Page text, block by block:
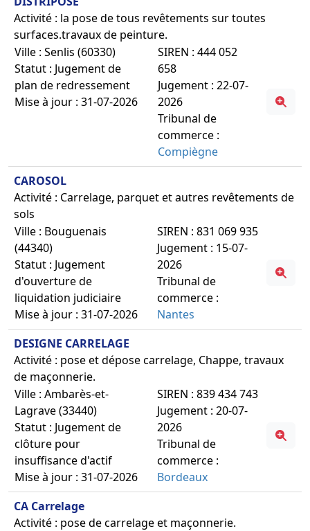
Activité : la pose de tous revêtements sur toutes
surfaces.travaux de peinture.
Ville : Senlis (60330)
Statut : Jugement de
plan de redressement
Mise à jour : 31-07-2026
SIREN : 444 052
658
Jugement : 22-07-
2026
Tribunal de
commerce :
Compiègne
CAROSOL
Activité : Carrelage, parquet et autres revêtements de
sols
Ville : Bouguenais
(44340)
Statut : Jugement
d'ouverture de
liquidation judiciaire
Mise à jour : 31-07-2026
SIREN : 831 069 935
Jugement : 15-07-
2026
Tribunal de
commerce :
Nantes
DESIGNE CARRELAGE
Activité : pose et dépose carrelage, Chappe, travaux
de maçonnerie.
Ville : Ambarès-et-
Lagrave (33440)
Statut : Jugement de
clôture pour
insuffisance d'actif
Mise à jour : 31-07-2026
SIREN : 839 434 743
Jugement : 20-07-
2026
Tribunal de
commerce :
Bordeaux
CA Carrelage
Activité : pose de carrelage et maçonnerie.